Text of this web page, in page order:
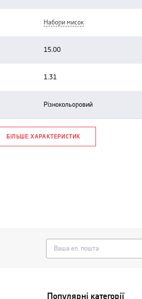
набори мисок
15.00
1.31
різнокольоровий
БІЛЬШЕ ХАРАКТЕРИСТИК
Популярні категорії